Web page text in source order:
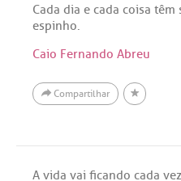
Cada dia e cada coisa
espinho.
Caio Fernando Abreu
Compartilhar
A vida vai ficando cada